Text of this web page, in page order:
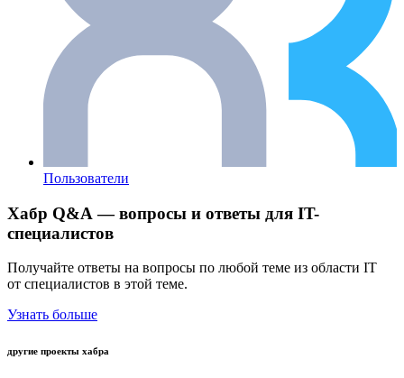
Пользователи
Хабр Q&A — вопросы и ответы для IT-
специалистов
Получайте ответы на вопросы по любой теме из области IT
от специалистов в этой теме.
Узнать больше
другие проекты хабра